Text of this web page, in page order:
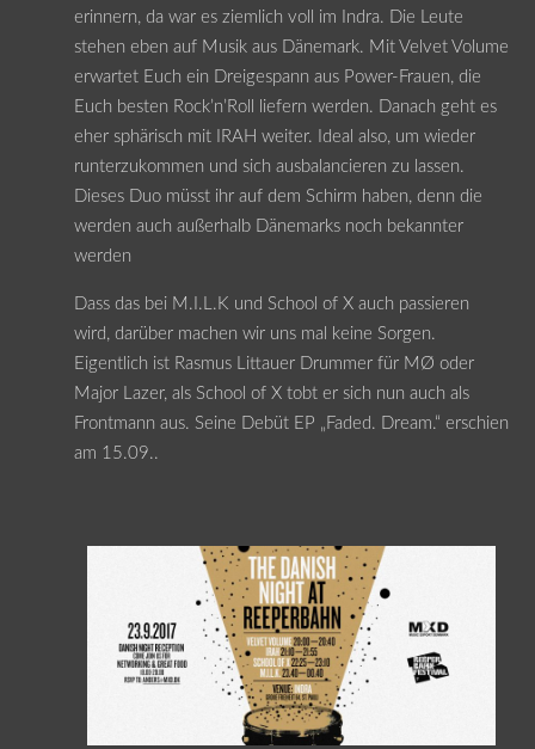
erinnern, da war es ziemlich voll im Indra. Die Leute
stehen eben auf Musik aus Dänemark. Mit Velvet Volume
erwartet Euch ein Dreigespann aus Power-Frauen, die
Euch besten Rock’n’Roll liefern werden. Danach geht es
eher sphärisch mit IRAH weiter. Ideal also, um wieder
runterzukommen und sich ausbalancieren zu lassen.
Dieses Duo müsst ihr auf dem Schirm haben, denn die
werden auch außerhalb Dänemarks noch bekannter
werden
Dass das bei M.I.L.K und School of X auch passieren
wird, darüber machen wir uns mal keine Sorgen.
Eigentlich ist Rasmus Littauer Drummer für MØ oder
Major Lazer, als School of X tobt er sich nun auch als
Frontmann aus. Seine Debüt EP „Faded. Dream.“ erschien
am 15.09..